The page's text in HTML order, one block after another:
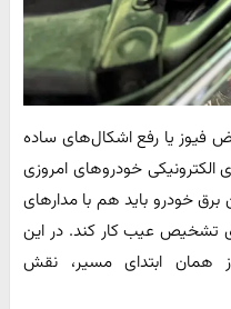
فیوز یا رفع اشکال‌های ساده
خودروهای امروزی
خودرو باید هم با مدارهای
تشخیص عیب کار کند. در این
همان ابتدای مسیر، نقش